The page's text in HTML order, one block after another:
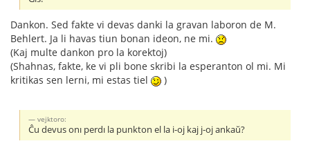
Dankon. Sed fakte vi devas danki la gravan laboron de M.
Behlert. Ja li havas tiun bonan ideon, ne mi.
(Kaj multe dankon pro la korektoj)
(Shahnas, fakte, ke vi pli bone skribi la esperanton ol mi. Mi
kritikas sen lerni, mi estas tiel
)
vejktoro:
Ĉu devus onı perdı la punkton el la i-oj kaj j-oj ankaŭ?